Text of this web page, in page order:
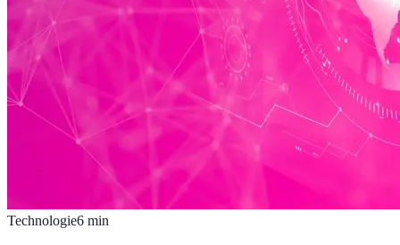
Technologie6 min